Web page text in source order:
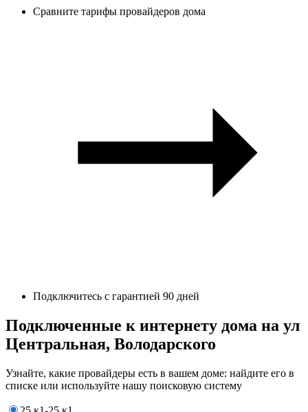
Сравните тарифы провайдеров дома
Подключитесь с гарантией 90 дней
Подключенные к интернету дома на ул
Центральная, Володарского
Узнайте, какие провайдеры есть в вашем доме: найдите его в
списке или используйте нашу поисковую систему